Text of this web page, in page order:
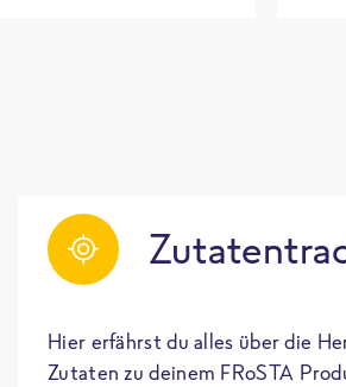
Hier erfährst du alles über die
Zutaten zu deinem FRoSTA